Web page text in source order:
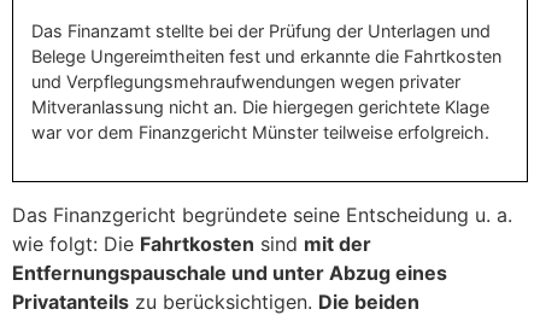
Das Finanzamt stellte bei der Prüfung der Unterlagen und
Belege Ungereimtheiten fest und erkannte die Fahrtkosten
und Verpflegungsmehraufwendungen wegen privater
Mitveranlassung nicht an. Die hiergegen gerichtete Klage
war vor dem Finanzgericht Münster teilweise erfolgreich.
Das Finanzgericht begründete seine Entscheidung u. a.
wie folgt: Die Fahrtkosten sind mit der
Entfernungspauschale und unter Abzug eines
Privatanteils zu berücksichtigen. Die beiden